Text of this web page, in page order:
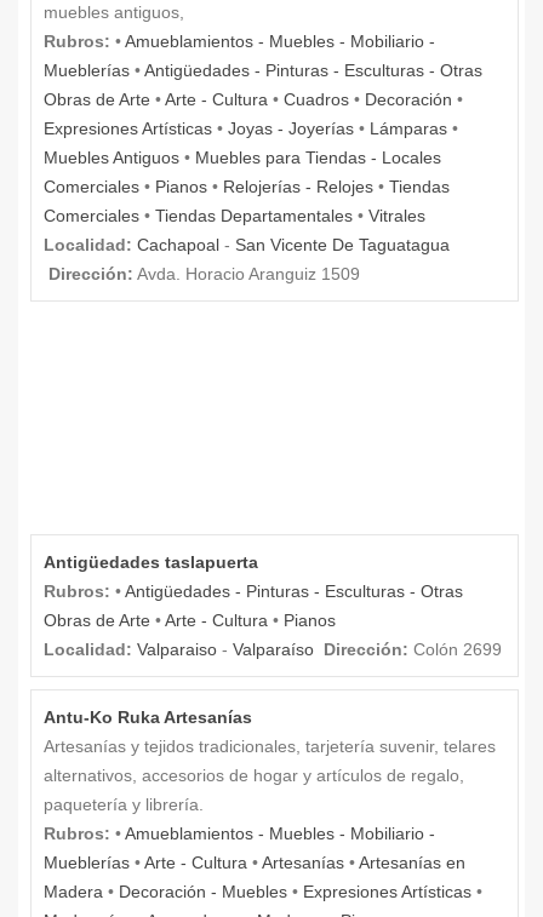
muebles antiguos,
Rubros: •Amueblamientos - Muebles - Mobiliario -
Mueblerías •Antigüedades - Pinturas - Esculturas - Otras
Obras de Arte •Arte - Cultura • Cuadros • Decoración •
Expresiones Artísticas • Joyas - Joyerías • Lámparas •
Muebles Antiguos • Muebles para Tiendas - Locales
Comerciales • Pianos • Relojerías - Relojes • Tiendas
Comerciales • Tiendas Departamentales • Vitrales
Localidad: Cachapoal - San Vicente De Taguatagua
Dirección: Avda. Horacio Aranguiz 1509
Antigüedades taslapuerta
Rubros: •Antigüedades - Pinturas - Esculturas - Otras
Obras de Arte •Arte - Cultura • Pianos
Localidad: Valparaiso - Valparaíso Dirección: Colón 2699
Antu-Ko Ruka Artesanías
Artesanías y tejidos tradicionales, tarjetería suvenir, telares
alternativos, accesorios de hogar y artículos de regalo,
paquetería y librería.
Rubros: •Amueblamientos - Muebles - Mobiliario -
Mueblerías •Arte - Cultura •Artesanías •Artesanías en
Madera • Decoración - Muebles • Expresiones Artísticas •